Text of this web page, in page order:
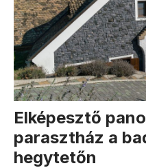
Elképesztő
parasztház a
hegytetőn